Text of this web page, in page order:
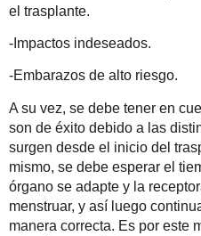
el trasplante.
-Impactos indeseados.
-Embarazos de alto riesgo.
A su vez, se debe tener en
son de éxito debido a las
surgen desde el inicio del
mismo, se debe esperar el
órgano se adapte y la
menstruar, y así luego
manera correcta. Es por este